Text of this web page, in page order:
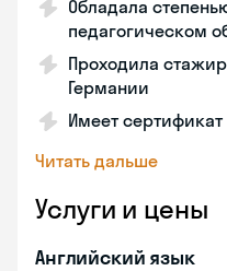
Обладала
педагогическом
Проходила
Германии
Имеет сертификат
Читать дальше
Услуги и цены
Английский язык